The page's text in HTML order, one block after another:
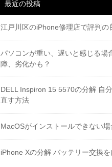
最近の投稿
江戸川区のiPhone修理店で評判の
パソコンが重い、遅いと感じる場
障、劣化かも？
DELL Inspiron 15 5570の分解 自
直す方法
MacOSがインストールできない
iPhone Xの分解 バッテリー交換